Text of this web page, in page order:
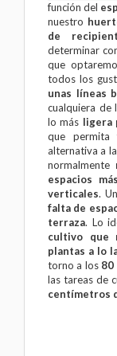
función del
nuestro
de
determinar
que
todos los
unas líneas
cualquiera de
lo más ligera
que permita
alternativa a
normalmente
espacios
verticales.
falta de
terraza. Lo
cultivo que
plantas a lo
torno a los 80
las tareas de
centímetros